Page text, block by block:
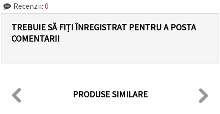
Recenzii: 0
TREBUIE SĂ FIȚI ÎNREGISTRAT PENTRU A POSTA
COMENTARII
PRODUSE SIMILARE